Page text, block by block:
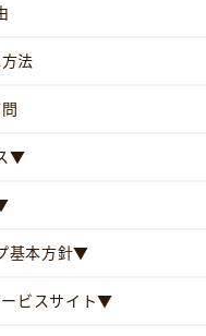
法
▼
基本方針▼
ビスサイト▼